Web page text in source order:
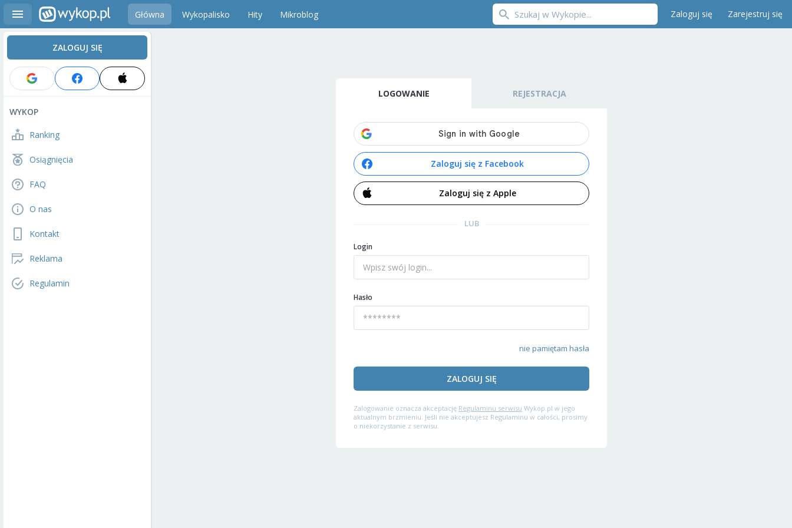
Główna Wykopalisko Hity Mikroblog Zaloguj się Zarejestruj się
ZALOGUJ SIĘ
WYKOP
Ranking
Osiągnięcia
FAQ
O nas
Kontakt
Reklama
Regulamin
LOGOWANIE REJESTRACJA
Zaloguj się z Facebook
Zaloguj się z Apple
LUB
Login
Hasło
nie pamiętam hasła
ZALOGUJ SIĘ
Zalogowanie oznacza akceptację Regulaminu serwisu Wykop.pl w jego
aktualnym brzmieniu. Jeśli nie akceptujesz Regulaminu w całości, prosimy
o niekorzystanie z serwisu.